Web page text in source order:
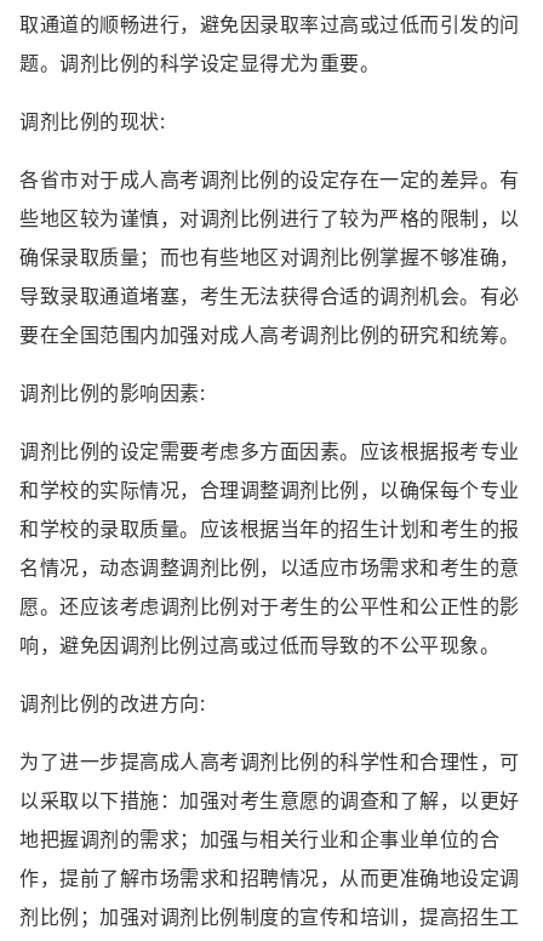
取通道的顺畅进行，避免因录取率过高或过低而引发的问
题。调剂比例的科学设定显得尤为重要。
调剂比例的现状:
各省市对于成人高考调剂比例的设定存在一定的差异。有
些地区较为谨慎，对调剂比例进行了较为严格的限制，以
确保录取质量；而也有些地区对调剂比例掌握不够准确，
导致录取通道堵塞，考生无法获得合适的调剂机会。有必
要在全国范围内加强对成人高考调剂比例的研究和统筹。
调剂比例的影响因素:
调剂比例的设定需要考虑多方面因素。应该根据报考专业
和学校的实际情况，合理调整调剂比例，以确保每个专业
和学校的录取质量。应该根据当年的招生计划和考生的报
名情况，动态调整调剂比例，以适应市场需求和考生的意
愿。还应该考虑调剂比例对于考生的公平性和公正性的影
响，避免因调剂比例过高或过低而导致的不公平现象。
调剂比例的改进方向:
为了进一步提高成人高考调剂比例的科学性和合理性，可
以采取以下措施：加强对考生意愿的调查和了解，以更好
地把握调剂的需求；加强与相关行业和企事业单位的合
作，提前了解市场需求和招聘情况，从而更准确地设定调
剂比例；加强对调剂比例制度的宣传和培训，提高招生工